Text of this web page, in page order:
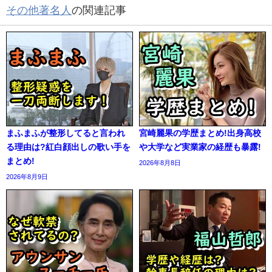
その他著名人 の関連記事
まふまふが整形してると言われ
る理由は?紅白顔出しの歌い手を
まとめ!
2026年8月9日
宮崎麗果の学歴まとめ!出身高校
や大学など実業家の経歴も暴露!
2026年8月8日